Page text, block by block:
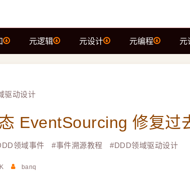
元逻辑 元设计 元编程 元
驱动设计
EventSourcing 修复过
领域事件 #事件溯源教程 #DDD领域驱动设计
banq